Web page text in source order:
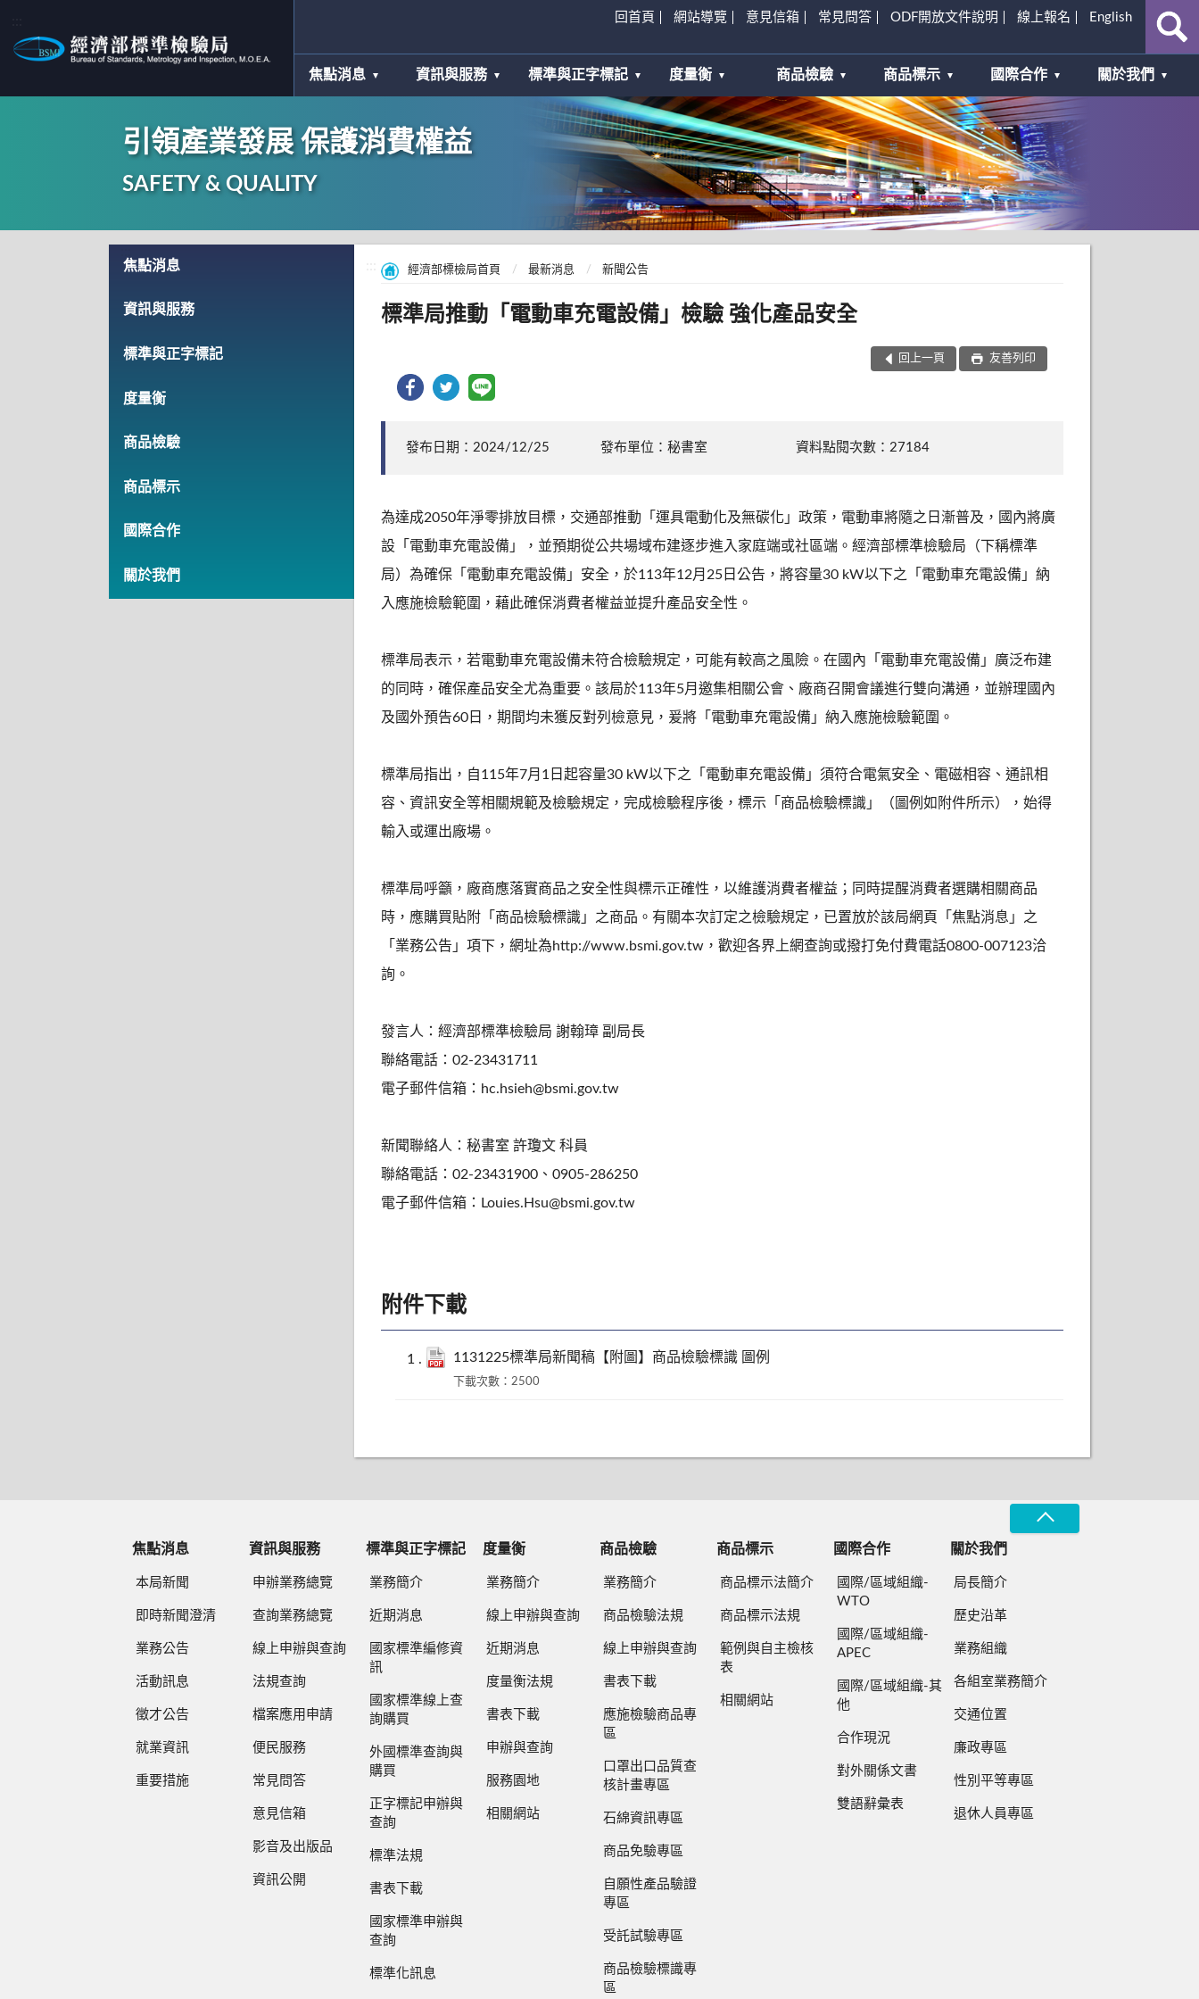
回首頁 網站導覽 意見信箱 常見問答 ODF開放文件說明 線上報名 English
焦點消息 資訊與服務 標準與正字標記 度量衡 商品檢驗 商品標示 國際合作 關於我們
引領產業發展 保護消費權益
SAFETY & QUALITY
焦點消息
資訊與服務
標準與正字標記
度量衡
商品檢驗
商品標示
國際合作
關於我們
經濟部標檢局首頁 最新消息 新聞公告
標準局推動「電動車充電設備」檢驗 強化產品安全
回上一頁 友善列印
發布日期：2024/12/25 發布單位：秘書室 資料點閱次數：27184
為達成2050年淨零排放目標，交通部推動「運具電動化及無碳化」政策，電動車將隨之日漸普及，國內將廣
設「電動車充電設備」，並預期從公共場域布建逐步進入家庭端或社區端。經濟部標準檢驗局（下稱標準
局）為確保「電動車充電設備」安全，於113年12月25日公告，將容量30 kW以下之「電動車充電設備」納
入應施檢驗範圍，藉此確保消費者權益並提升產品安全性。
標準局表示，若電動車充電設備未符合檢驗規定，可能有較高之風險。在國內「電動車充電設備」廣泛布建
的同時，確保產品安全尤為重要。該局於113年5月邀集相關公會、廠商召開會議進行雙向溝通，並辦理國內
及國外預告60日，期間均未獲反對列檢意見，爰將「電動車充電設備」納入應施檢驗範圍。
標準局指出，自115年7月1日起容量30 kW以下之「電動車充電設備」須符合電氣安全、電磁相容、通訊相
容、資訊安全等相關規範及檢驗規定，完成檢驗程序後，標示「商品檢驗標識」（圖例如附件所示），始得
輸入或運出廠場。
標準局呼籲，廠商應落實商品之安全性與標示正確性，以維護消費者權益；同時提醒消費者選購相關商品
時，應購買貼附「商品檢驗標識」之商品。有關本次訂定之檢驗規定，已置放於該局網頁「焦點消息」之
「業務公告」項下，網址為http://www.bsmi.gov.tw，歡迎各界上網查詢或撥打免付費電話0800-007123洽
詢。
發言人：經濟部標準檢驗局 謝翰璋 副局長
聯絡電話：02-23431711
電子郵件信箱：hc.hsieh@bsmi.gov.tw
新聞聯絡人：秘書室 許瓊文 科員
聯絡電話：02-23431900、0905-286250
電子郵件信箱：Louies.Hsu@bsmi.gov.tw
附件下載
1131225標準局新聞稿【附圖】商品檢驗標識 圖例
下載次數：2500
焦點消息
本局新聞
即時新聞澄清
業務公告
活動訊息
徵才公告
就業資訊
重要措施
資訊與服務
申辦業務總覽
查詢業務總覽
線上申辦與查詢
法規查詢
檔案應用申請
便民服務
常見問答
意見信箱
影音及出版品
資訊公開
標準與正字標記
業務簡介
近期消息
國家標準編修資
訊
國家標準線上查
詢購買
外國標準查詢與
購買
正字標記申辦與
查詢
標準法規
書表下載
國家標準申辦與
查詢
標準化訊息
度量衡
業務簡介
線上申辦與查詢
近期消息
度量衡法規
書表下載
申辦與查詢
服務園地
相關網站
商品檢驗
業務簡介
商品檢驗法規
線上申辦與查詢
書表下載
應施檢驗商品專
區
口罩出口品質查
核計畫專區
石綿資訊專區
商品免驗專區
自願性產品驗證
專區
受託試驗專區
商品檢驗標識專
區
商品標示
商品標示法簡介
商品標示法規
範例與自主檢核
表
相關網站
國際合作
國際/區域組織-
WTO
國際/區域組織-
APEC
國際/區域組織-其
他
合作現況
對外關係文書
雙語辭彙表
關於我們
局長簡介
歷史沿革
業務組織
各組室業務簡介
交通位置
廉政專區
性別平等專區
退休人員專區